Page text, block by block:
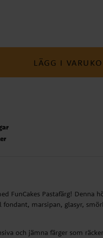
LÄGG I
FunCakes Pastafärg! Denna
marsipan, glasyr,
och jämna färger som